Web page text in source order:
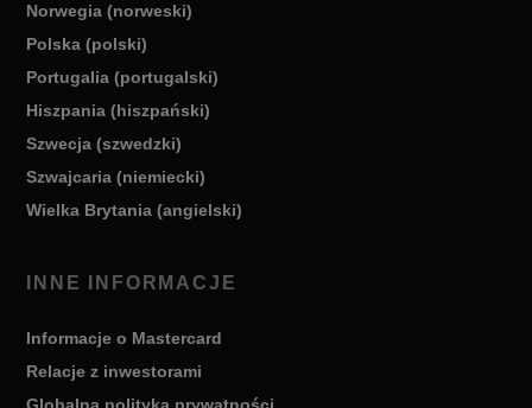
Norwegia (norweski)
Polska (polski)
Portugalia (portugalski)
Hiszpania (hiszpański)
Szwecja (szwedzki)
Szwajcaria (niemiecki)
Wielka Brytania (angielski)
INNE INFORMACJE
Informacje o Mastercard
Relacje z inwestorami